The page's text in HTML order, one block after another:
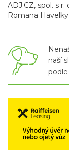
ADJ.CZ, spol. s r.
Romana Havelky
naší